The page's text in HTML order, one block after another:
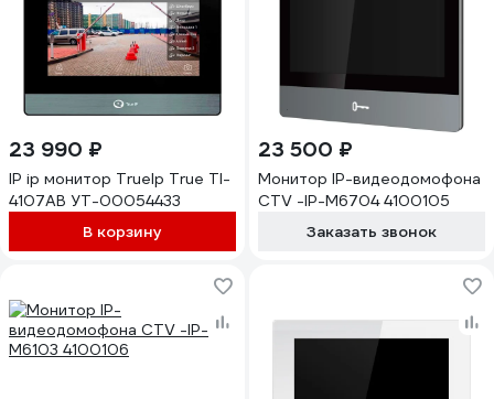
23 990 ₽
IP ip монитор TrueIp True TI-
4107AB УТ-00054433
В корзину
23 500 ₽
Монитор IP-видеодомофона
CTV -IP-M6704 4100105
Заказать звонок